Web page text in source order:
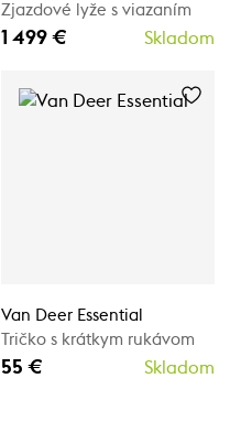
Zjazdové lyže s viazaním
1 499 € Skladom
Van Deer Essential
Tričko s krátkym rukávom
55 € Skladom